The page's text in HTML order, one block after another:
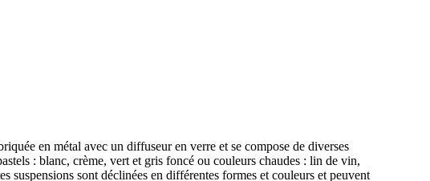
en métal avec un diffuseur en verre et se compose de diverses
: blanc, crème, vert et gris foncé ou couleurs chaudes : lin de vin,
suspensions sont déclinées en différentes formes et couleurs et peuvent